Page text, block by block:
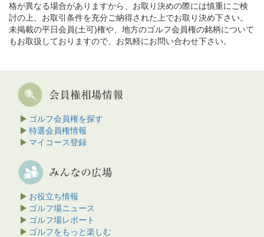
格が異なる場合がありますから、お取り決めの際には慎重にご検
討の上、お取引条件を充分ご納得された上でお取り決め下さい。
未掲載の平日会員(土可)権や、地方のゴルフ会員権の銘柄について
もお取扱しておりますので、お気軽にお問い合わせ下さい。
ゴルフ会員権を探す
特選会員権情報
マイコース登録
お役立ち情報
ゴルフ場ニュース
ゴルフ場レポート
ゴルフをもっと楽しむ